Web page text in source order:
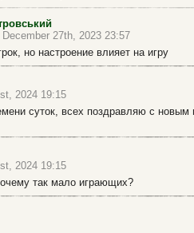
27th, 2023 23:57
но настроение влияет на игру
2024 19:15
суток, всех поздравляю с
2024 19:15
так мало играющих?